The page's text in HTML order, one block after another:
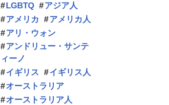
LGBTQ
アジア人
アメリカ
アメリカ人
アリ・ウォン
アンドリュー・サンテ
ィーノ
イギリス
イギリス人
オーストラリア
オーストラリア人